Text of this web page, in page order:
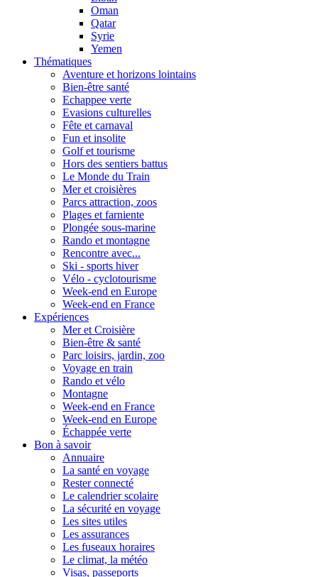
Oman
Qatar
Syrie
Yemen
Thématiques
Aventure et horizons lointains
Bien-être santé
Echappee verte
Evasions culturelles
Fête et carnaval
Fun et insolite
Golf et tourisme
Hors des sentiers battus
Le Monde du Train
Mer et croisières
Parcs attraction, zoos
Plages et farniente
Plongée sous-marine
Rando et montagne
Rencontre avec...
Ski - sports hiver
Vélo - cyclotourisme
Week-end en Europe
Week-end en France
Expériences
Mer et Croisière
Bien-être & santé
Parc loisirs, jardin, zoo
Voyage en train
Rando et vélo
Montagne
Week-end en France
Week-end en Europe
Échappée verte
Bon à savoir
Annuaire
La santé en voyage
Rester connecté
Le calendrier scolaire
La sécurité en voyage
Les sites utiles
Les assurances
Les fuseaux horaires
Le climat, la météo
Visas, passeports